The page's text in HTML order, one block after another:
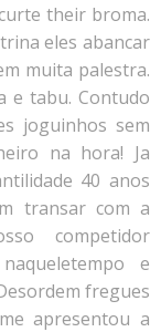
their broma.
eles abancar
muita palestra.
e tabu. Contudo
joguinhos sem
na hora! Ja
40 anos
transar com a
competidor
e
fregues
apresentou a